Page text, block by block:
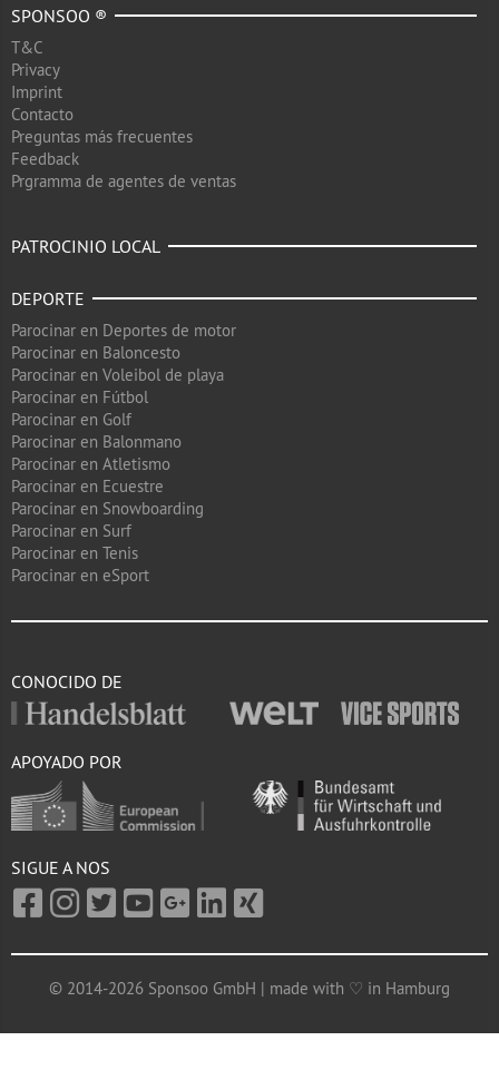
SPONSOO ®
T&C
Privacy
Imprint
Contacto
Preguntas más frecuentes
Feedback
Prgramma de agentes de ventas
PATROCINIO LOCAL
DEPORTE
Parocinar en Deportes de motor
Parocinar en Baloncesto
Parocinar en Voleibol de playa
Parocinar en Fútbol
Parocinar en Golf
Parocinar en Balonmano
Parocinar en Atletismo
Parocinar en Ecuestre
Parocinar en Snowboarding
Parocinar en Surf
Parocinar en Tenis
Parocinar en eSport
CONOCIDO DE
APOYADO POR
SIGUE A NOS
© 2014-2026 Sponsoo GmbH | made with ♡ in Hamburg